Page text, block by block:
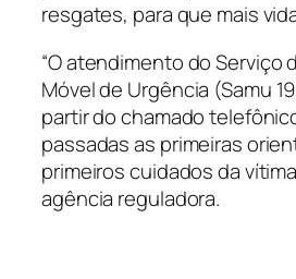
resgates, para que mais
“O atendimento do Serviço
Móvel de Urgência (Samu
partir do chamado
passadas as primeiras
primeiros cuidados da
agência reguladora.